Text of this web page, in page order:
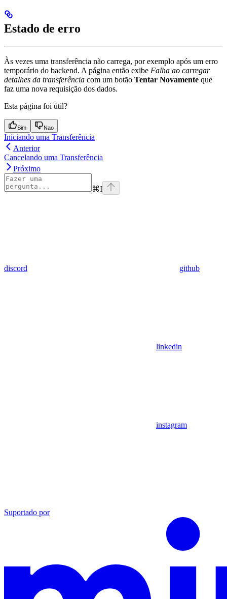
Estado de erro
Às vezes uma transferência não carrega, por exemplo após um erro
temporário do backend. A página então exibe Falha ao carregar
detalhes da transferência com um botão Tentar Novamente que
faz uma nova requisição dos dados.
Esta página foi útil?
Sim Nao
Iniciando uma Transferência
Anterior
Cancelando uma Transferência
Próximo
⌘I
discord github
linkedin
instagram
Suportado por